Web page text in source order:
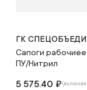
ГК
Сапоги рабочиее
ПУ/Нитрил
5 575.40 ₽(включая